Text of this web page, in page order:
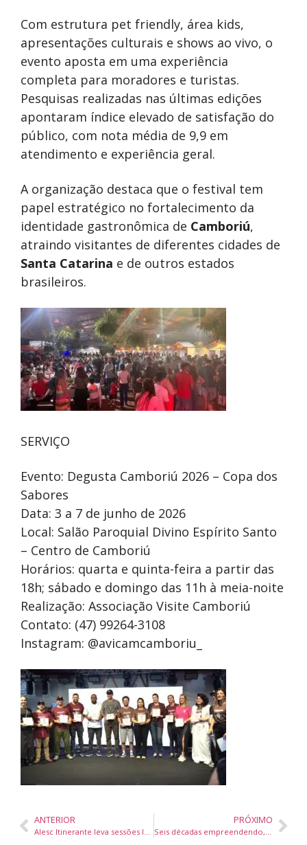
Com estrutura pet friendly, área kids,
apresentações culturais e shows ao vivo, o
evento aposta em uma experiência
completa para moradores e turistas.
Pesquisas realizadas nas últimas edições
apontaram índice elevado de satisfação do
público, com nota média de 9,9 em
atendimento e experiência geral.
A organização destaca que o festival tem
papel estratégico no fortalecimento da
identidade gastronômica de Camboriú,
atraindo visitantes de diferentes cidades de
Santa Catarina e de outros estados
brasileiros.
SERVIÇO
Evento: Degusta Camboriú 2026 – Copa dos
Sabores
Data: 3 a 7 de junho de 2026
Local: Salão Paroquial Divino Espírito Santo
– Centro de Camboriú
Horários: quarta e quinta-feira a partir das
18h; sábado e domingo das 11h à meia-noite
Realização: Associação Visite Camboriú
Contato: (47) 99264-3108
Instagram: @avicamcamboriu_
ANTERIOR
Alesc Itinerante leva sessões legislativas e votação de projetos para Araranguá nos dias 26 e 27 de maio
PRÓXIMO
Seis décadas empreendendo, uma vida inteira aprendendo: a trajetória de Hanna Hirt-Duebbers